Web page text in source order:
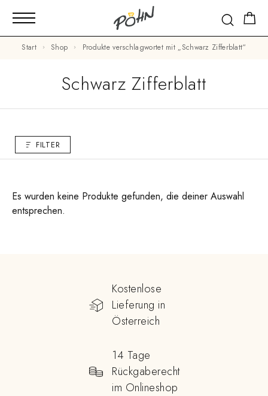
Start Shop Produkte verschlagwortet mit „Schwarz Zifferblatt“
Schwarz Zifferblatt
FILTER
Es wurden keine Produkte gefunden, die deiner Auswahl
entsprechen.
Kostenlose
Lieferung in
Österreich
14 Tage
Rückgaberecht
im Onlineshop